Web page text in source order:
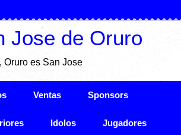
Jose de Oruro
Oruro es San Jose
Ventas Sponsors
Idolos Jugadores